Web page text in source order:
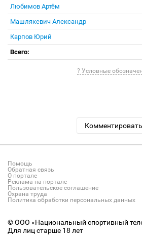
Любимов Артём
Машлякевич Александр
Карпов Юрий
Всего:
? Условные
Комментировать
Помощь
Обратная связь
О портале
Реклама на портале
Пользовательское соглашение
Охрана труда
Политика обработки персональных данных
© ООО «Национальный спортивный
Для лиц старше 18 лет